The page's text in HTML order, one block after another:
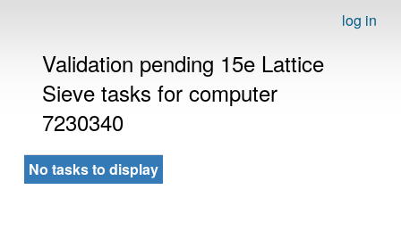
log in
Validation pending 15e Lattice
Sieve tasks for computer
7230340
No tasks to display